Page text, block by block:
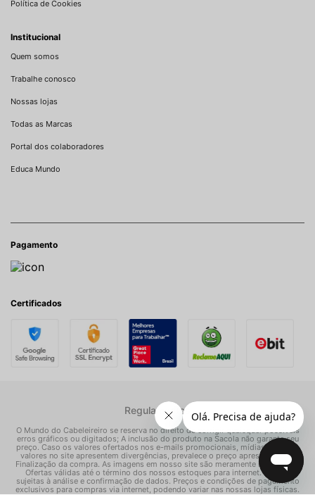
Política de Cookies
Institucional
Quem somos
Trabalhe conosco
Nossas lojas
Todas as Marcas
Portal dos colaboradores
Educa Mundo
Pagamento
Certificados
Regulamentos
O Mundo do Cabeleireiro se reserva no direito de corrigir quaisquer possíveis
erros gráficos ou digitados; A inclusão do produto na Sacola não garante seu
preço. Caso os valores ofertados nos e-mails promocionais, mídias sociais e
valores no site apresentem divergências, prevalece o preço apresentado na
Finalização da compra. As imagens em nosso site são meramente ilustrativas.
Ofertas válidas até o término dos nossos estoques para internet. Vendas
sujeitas à análise e confirmação de dados. Preços e condições de pagamento
exclusivos para compras via internet, podendo variar nas nossas lojas físicas.